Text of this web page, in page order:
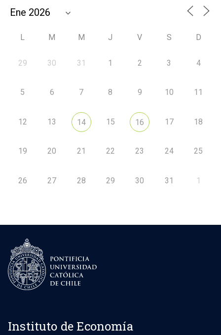
L M M J V S D
29 30 31 1 2 3 4
5 6 7 8 9 10 11
12 13 14 15 16 17 18
19 20 21 22 23 24 25
26 27 28 29 30 31 1
Instituto de Economía